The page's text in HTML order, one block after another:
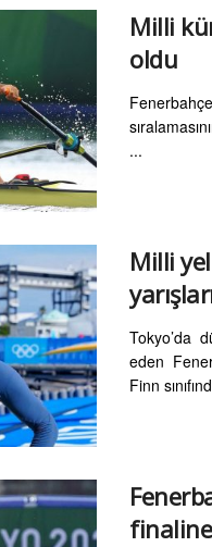
Milli
oldu
...
Milli
Tokyo’da
eden
Finn